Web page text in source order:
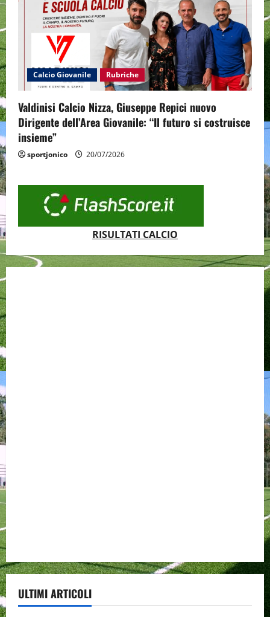
Calcio Giovanile Rubriche
Valdinisi Calcio Nizza, Giuseppe Repici nuovo
Dirigente dell’Area Giovanile: “Il futuro si costruisce
insieme”
sportjonico 20/07/2026
RISULTATI CALCIO
ULTIMI ARTICOLI